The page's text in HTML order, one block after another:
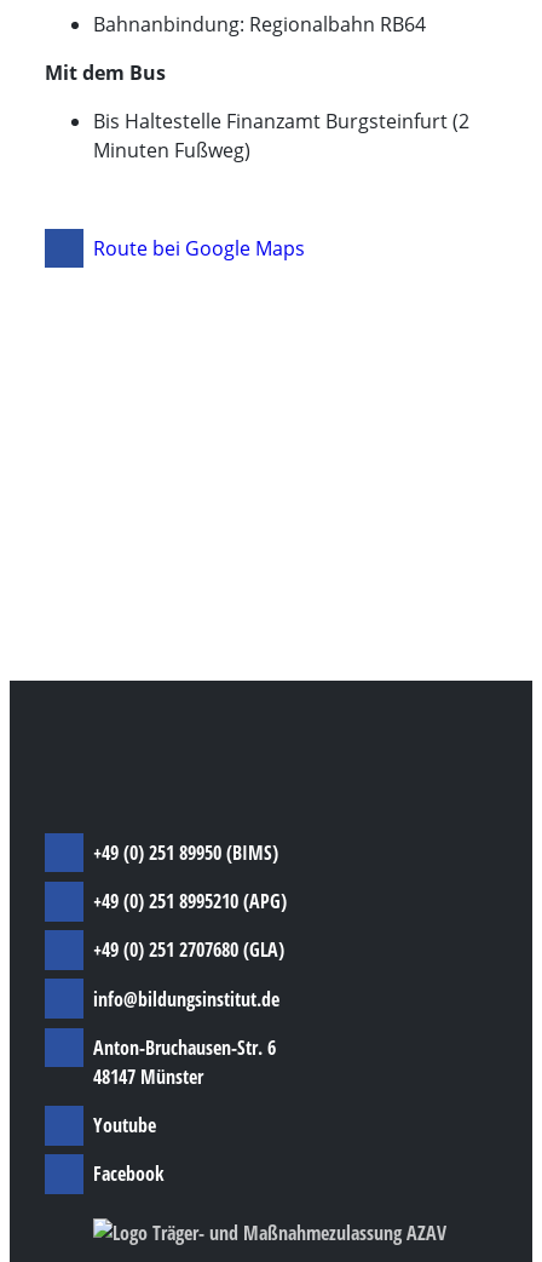
Bahnanbindung: Regionalbahn RB64
Mit dem Bus
Bis Haltestelle Finanzamt Burgsteinfurt (2
Minuten Fußweg)
Route bei Google Maps
+49 (0) 251 89950 (BIMS)
+49 (0) 251 8995210 (APG)
+49 (0) 251 2707680 (GLA)
info@bildungsinstitut.de
Anton-Bruchausen-Str. 6
48147 Münster
Youtube
Facebook